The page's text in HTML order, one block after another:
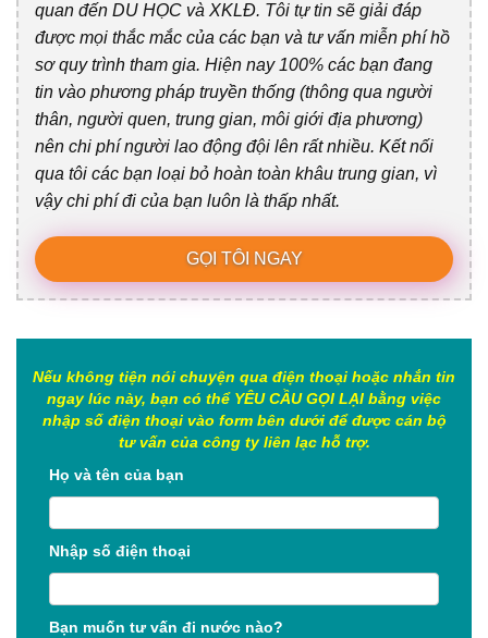
quan đến DU HỌC và XKLĐ. Tôi tự tin sẽ giải đáp
được mọi thắc mắc của các bạn và tư vấn miễn phí hồ
sơ quy trình tham gia. Hiện nay 100% các bạn đang
tin vào phương pháp truyền thống (thông qua người
thân, người quen, trung gian, môi giới địa phương)
nên chi phí người lao động đội lên rất nhiều. Kết nối
qua tôi các bạn loại bỏ hoàn toàn khâu trung gian, vì
vậy chi phí đi của bạn luôn là thấp nhất.
GỌI TÔI NGAY
Nếu không tiện nói chuyện qua điện thoại hoặc nhắn tin
ngay lúc này, bạn có thể YÊU CẦU GỌI LẠI bằng việc
nhập số điện thoại vào form bên dưới để được cán bộ
tư vấn của công ty liên lạc hỗ trợ.
Họ và tên của bạn
Nhập số điện thoại
Bạn muốn tư vấn đi nước nào?